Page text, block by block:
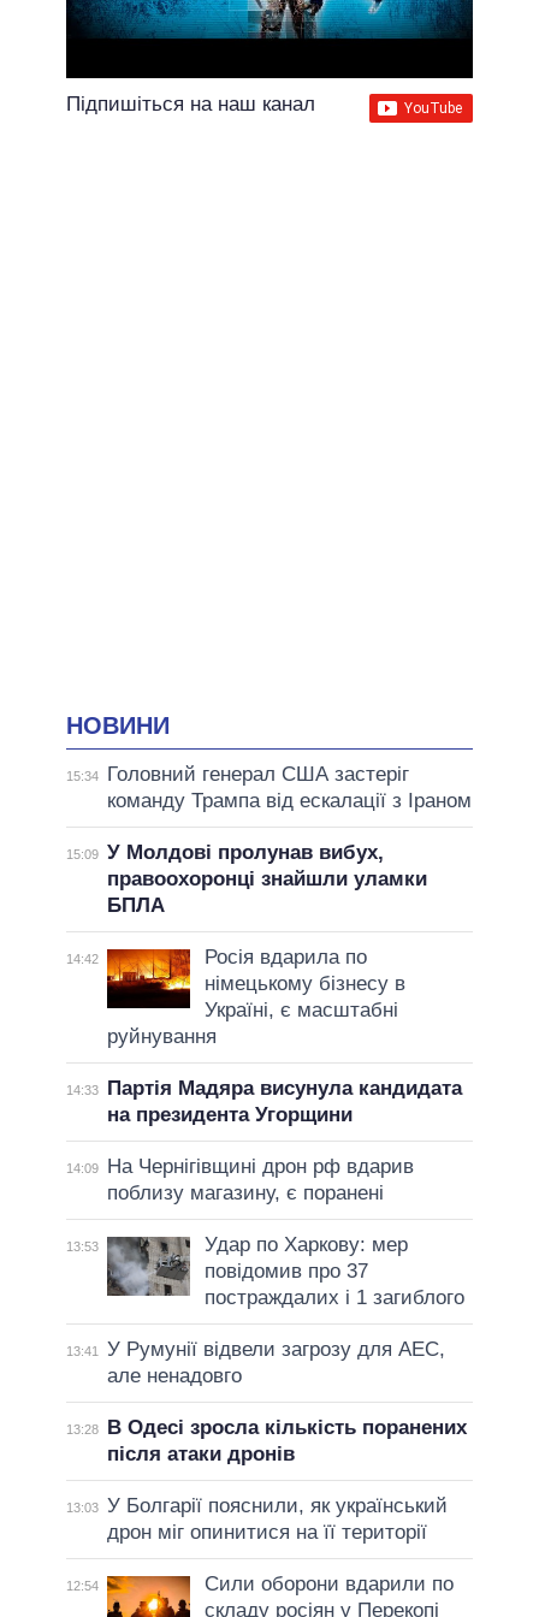
Підпишіться на наш канал
НОВИНИ
15:34
Головний генерал США застеріг
команду Трампа від ескалації з Іраном
15:09 У Молдові пролунав вибух,
правоохоронці знайшли уламки
БПЛА
14:42
Росія вдарила по
німецькому бізнесу в
Україні, є масштабні
руйнування
14:33
Партія Мадяра висунула кандидата
на президента Угорщини
14:09
На Чернігівщині дрон рф вдарив
поблизу магазину, є поранені
13:53
Удар по Харкову: мер
повідомив про 37
постраждалих і 1 загиблого
13:41
У Румунії відвели загрозу для АЕС,
але ненадовго
13:28
В Одесі зросла кількість поранених
після атаки дронів
13:03 У Болгарії пояснили, як український
дрон міг опинитися на її території
12:54
Сили оборони вдарили по
складу росіян у Перекопі